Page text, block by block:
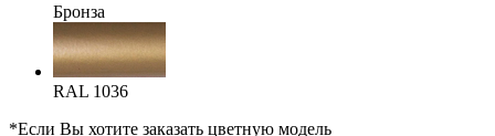
Бронза
RAL 1036
*Если Вы хотите заказать цветную модель